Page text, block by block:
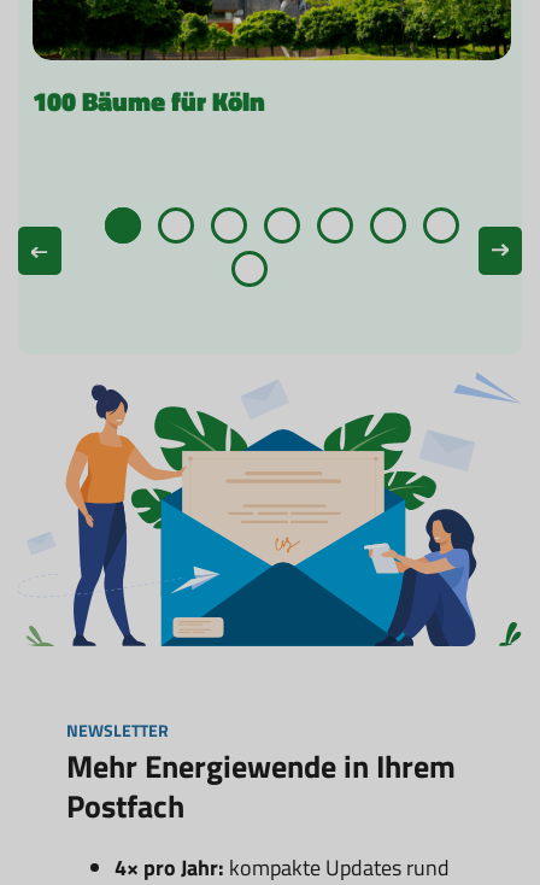
100 Bäume für Köln
NEWSLETTER
Mehr Energiewende in Ihrem
Postfach
4× pro Jahr: kompakte Updates rund